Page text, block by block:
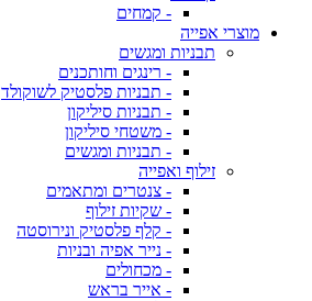
- קמחים
מוצרי אפייה
תבניות ומגשים
- רינגים וחותכנים
- תבניות פלסטיק לשוקולד
- תבניות סיליקון
- משטחי סיליקון
- תבניות ומגשים
זילוף ואפייה
- צנטרים ומתאמים
- שקיות זילוף
- קלף פלסטיק ונירוסטה
- נייר אפיה ובניות
- מכחולים
- אייר בראש